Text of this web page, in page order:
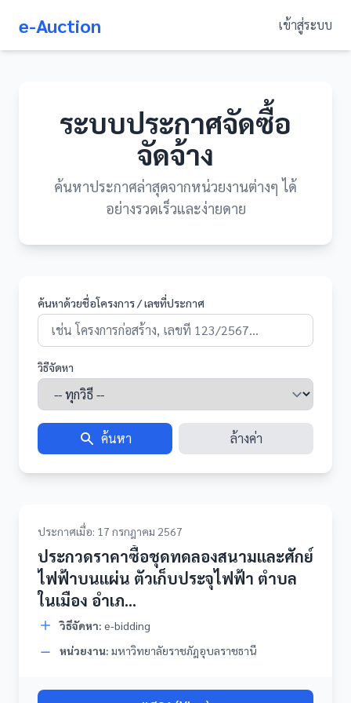
e-Auction เข้าสู่ระบบ
ระบบประกาศจัดซื้อ
จัดจ้าง
ค้นหาประกาศล่าสุดจากหน่วยงานต่างๆ ได้
อย่างรวดเร็วและง่ายดาย
ค้นหาด้วยชื่อโครงการ / เลขที่ประกาศ
วิธีจัดหา
ค้นหา ล้างค่า
ประกาศเมื่อ: 17 กรกฎาคม 2567
ประกวดราคาซื้อชุดทดลองสนามและศักย์
ไฟฟ้าบนแผ่น ตัวเก็บประจุไฟฟ้า ตำบล
ในเมือง อำเภ...
วิธีจัดหา: e-bidding
หน่วยงาน: มหาวิทยาลัยราชภัฎอุบลราชธานี